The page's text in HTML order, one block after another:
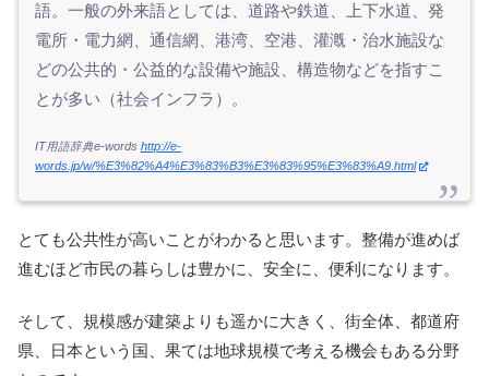
語。一般の外来語としては、道路や鉄道、上下水道、発
電所・電力網、通信網、港湾、空港、灌漑・治水施設な
どの公共的・公益的な設備や施設、構造物などを指すこ
とが多い（社会インフラ）。
IT用語辞典e-words http://e-
words.jp/w/%E3%82%A4%E3%83%B3%E3%83%95%E3%83%A9.html
とても公共性が高いことがわかると思います。整備が進めば
進むほど市民の暮らしは豊かに、安全に、便利になります。
そして、規模感が建築よりも遥かに大きく、街全体、都道府
県、日本という国、果ては地球規模で考える機会もある分野